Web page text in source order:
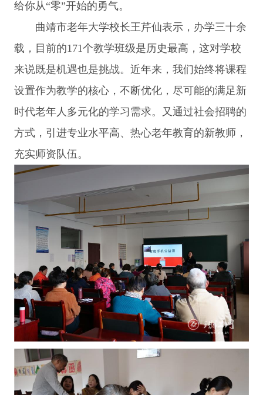
给你从“零”开始的勇气。
曲靖市老年大学校长王芹仙表示，办学三十余
载，目前的171个教学班级是历史最高，这对学校
来说既是机遇也是挑战。近年来，我们始终将课程
设置作为教学的核心，不断优化，尽可能的满足新
时代老年人多元化的学习需求。又通过社会招聘的
方式，引进专业水平高、热心老年教育的新教师，
充实师资队伍。